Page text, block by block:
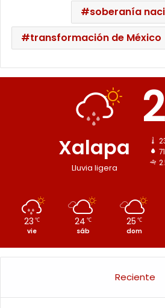
soberanía
transformación de México
Xalapa
Lluvia ligera
23 ℃
vie
24 ℃
sáb
25 ℃
dom
Reciente